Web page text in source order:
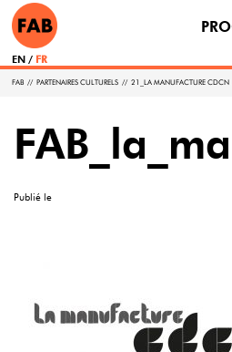
EN FR
FAB // PARTENAIRES CULTURELS // 21_LA MANUFACTURE CDCN
Publié le